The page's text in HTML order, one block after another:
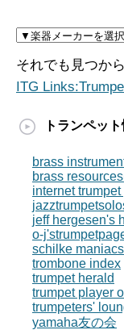
それでも見つか
ITG
トランペッ
brass
brass
internet
jeff hergesen's
o-
schilke maniacs
trombone index
trumpet herald
trumpet player
trumpeters'
yamaha友の会